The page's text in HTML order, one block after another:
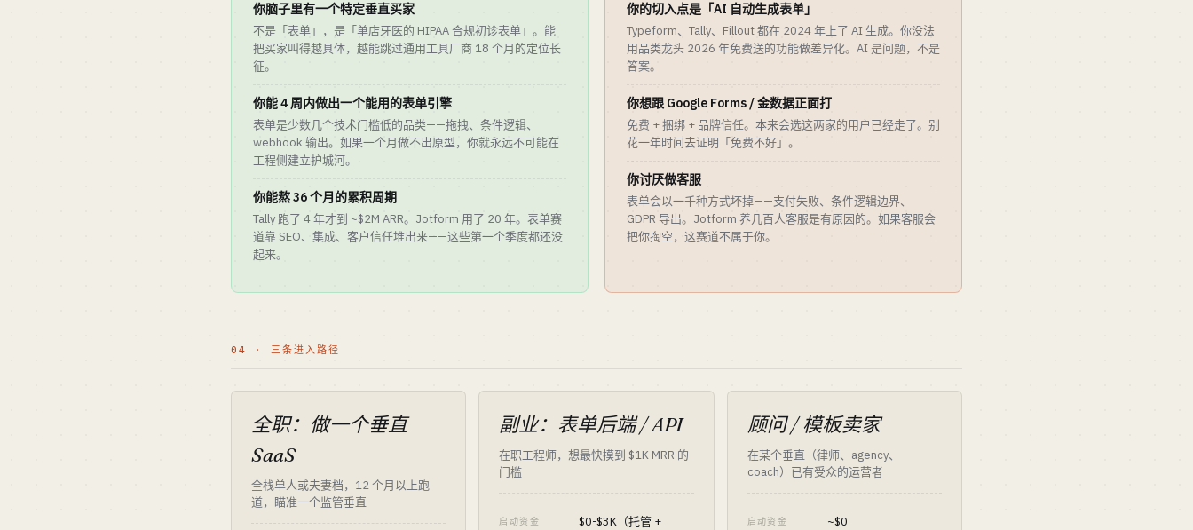
你脑子里有一个特定垂直买家
不是「表单」，是「单店牙医的 HIPAA 合规初诊表单」。能
把买家叫得越具体，越能跳过通用工具厂商 18 个月的定位长
征。
你能 4 周内做出一个能用的表单引擎
表单是少数几个技术门槛低的品类——拖拽、条件逻辑、
webhook 输出。如果一个月做不出原型，你就永远不可能在
工程侧建立护城河。
你能熬 36 个月的累积周期
Tally 跑了 4 年才到 ~$2M ARR。Jotform 用了 20 年。表单赛
道靠 SEO、集成、客户信任堆出来——这些第一个季度都还没
起来。
你的切入点是「AI 自动生成表单」
Typeform、Tally、Fillout 都在 2024 年上了 AI 生成。你没法
用品类龙头 2026 年免费送的功能做差异化。AI 是问题，不是
答案。
你想跟 Google Forms / 金数据正面打
免费 + 捆绑 + 品牌信任。本来会选这两家的用户已经走了。别
花一年时间去证明「免费不好」。
你讨厌做客服
表单会以一千种方式坏掉——支付失败、条件逻辑边界、
GDPR 导出。Jotform 养几百人客服是有原因的。如果客服会
把你掏空，这赛道不属于你。
04 · 三条进入路径
全职：做一个垂直
SaaS
全栈单人或夫妻档，12 个月以上跑
道，瞄准一个监管垂直
副业：表单后端 / API
在职工程师，想最快摸到 $1K MRR 的
门槛
启动资金
$0-$3K（托管 +
顾问 / 模板卖家
在某个垂直（律师、agency、
coach）已有受众的运营者
启动资金 ~$0